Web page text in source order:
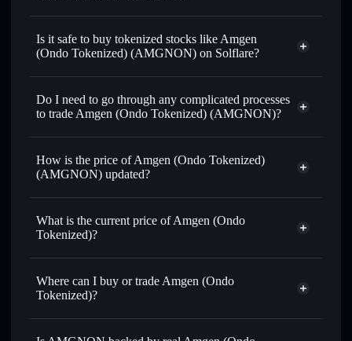
Amgen (Ondo Tokenized)
Is it safe to buy tokenized stocks like Amgen
(Ondo Tokenized) (AMGNON) on Solflare?
1:1 backed,
Do I need to go through any complicated processes
to trade Amgen (Ondo Tokenized) (AMGNON)?
How is the price of Amgen (Ondo Tokenized)
(AMGNON) updated?
Amgen (Ondo Tokenized)
What is the current price of Amgen (Ondo
Tokenized)?
Amgen (Ondo Tokenized)
$410.945
Where can I buy or trade Amgen (Ondo
Tokenized)?